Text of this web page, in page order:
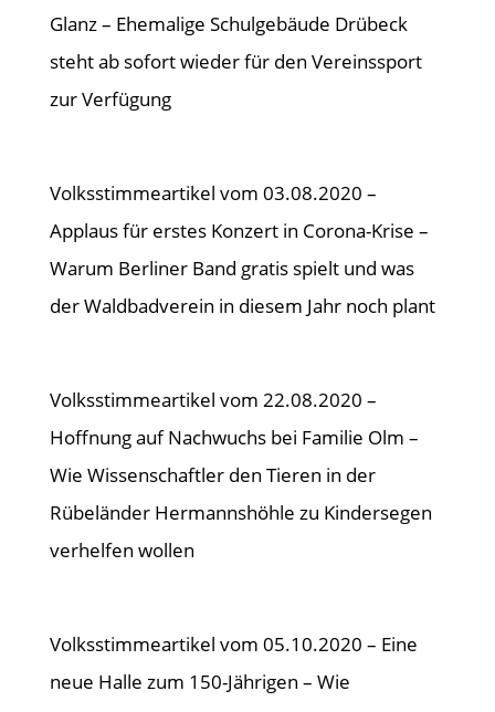
Glanz – Ehemalige Schulgebäude Drübeck
steht ab sofort wieder für den Vereinssport
zur Verfügung
Volksstimmeartikel vom 03.08.2020 –
Applaus für erstes Konzert in Corona-Krise –
Warum Berliner Band gratis spielt und was
der Waldbadverein in diesem Jahr noch plant
Volksstimmeartikel vom 22.08.2020 –
Hoffnung auf Nachwuchs bei Familie Olm –
Wie Wissenschaftler den Tieren in der
Rübeländer Hermannshöhle zu Kindersegen
verhelfen wollen
Volksstimmeartikel vom 05.10.2020 – Eine
neue Halle zum 150-Jährigen – Wie